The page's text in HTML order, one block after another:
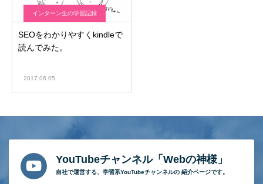
インターン生の学習記録
SEOをわかりやすくkindleで
読んでみた。
2017.06.05
YouTubeチャンネル「Webの神様」
自社で運営する、 学習系YouTubeチャンネルの 紹介ページです。